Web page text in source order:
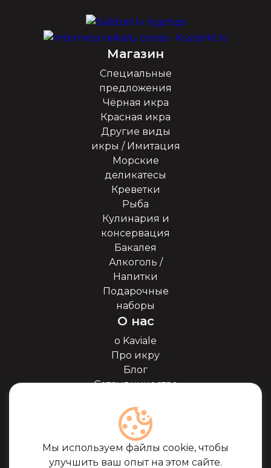
Мы используем файлы cookie, чтобы
улучшить ваш опыт на этом сайте.
Магазин
Специальные
предложения
Чёрная икра
Красная икра
Другие виды
икры / Имитация
Морские
деликатесы
Креветки
Рыба
Кулинария и
консервация
Бакалея
Алкоголь /
Напитки
Подарочные
наборы
О нас
о Kaviale
Про икру
Блог
Сотрудничество
Сертификаты
Часто задоваемые
вопросы
Поддержка